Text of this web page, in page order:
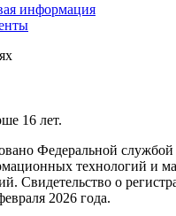
информация
16 лет.
Федеральной
технологий и
Свидетельство о
2026 года.